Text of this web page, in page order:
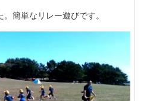
簡単なリレー遊びです。